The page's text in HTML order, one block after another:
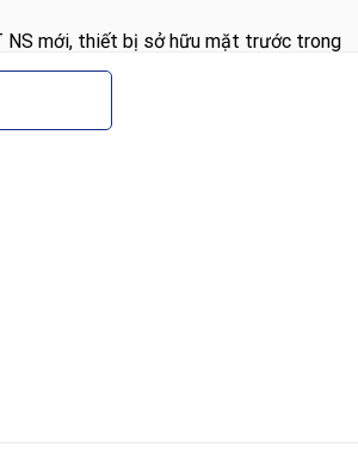
NS mới, thiết bị sở hữu mặt trước trong
thái học giúp thao tác vận hành nhẹ